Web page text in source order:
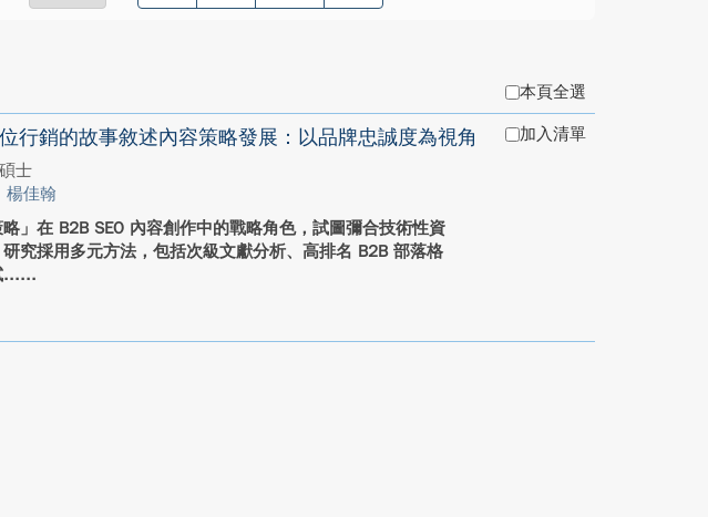
本頁全選
行銷的故事敘述內容策略發展：以品牌忠誠度為視角
士
楊佳翰
」在 B2B SEO 內容創作中的戰略角色，試圖彌合技術性資
究採用多元方法，包括次級文獻分析、高排名 B2B 部落格
...
加入清單